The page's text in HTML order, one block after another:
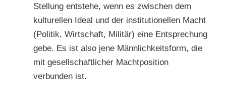
Stellung entstehe, wenn es zwischen dem
kulturellen Ideal und der institutionellen Macht
(Politik, Wirtschaft, Militär) eine Entsprechung
gebe. Es ist also jene Männlichkeitsform, die
mit gesellschaftlicher Machtposition
verbunden ist.